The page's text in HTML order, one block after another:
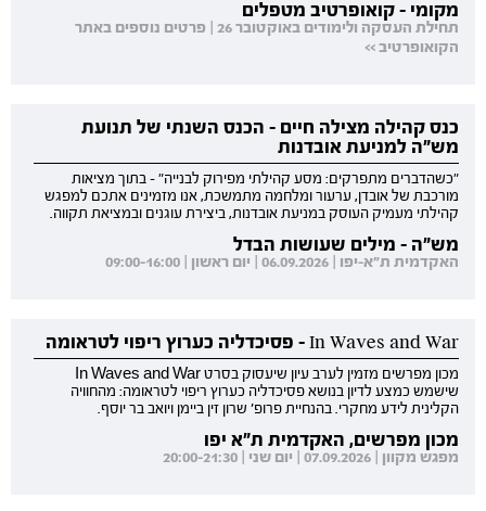
מקומי - קואופרטיב מטפלים
תחילת העסקה ולימודים באוקטובר 26 | פרטים נוספים באתר
הקואופרטיב >>
כנס קהילה מצילה חיים - הכנס השנתי של תנועת
מש"ה למניעת אובדנות
"כשהדברים מתפרקים: מסע קהילתי מפירוק לבנייה" - בתוך מציאות
מורכבת של אובדן, ערעור ומלחמה מתמשכת, אנו מזמינים אתכם למפגש
קהילתי מעמיק העוסק במניעת אובדנות, ביצירת עוגנים ובמציאת תקווה.
מש"ה - מילים שעושות הבדל
האקדמית ת"א-יפו | 06.09.2026 | יום ראשון | 09:00-16:00
In Waves and War - פסיכדליה כערוץ ריפוי לטראומה
מכון מפרשים מזמין לערב עיון שיעסוק בסרט In Waves and War
שישמש כמצע לדיון בנושא פסיכדליה כערוץ ריפוי לטראומה: מהחוויה
הקלינית לידע מחקרי. בהנחיית פרופ' שרון זין ביימן ויואב בר יוסף.
מכון מפרשים, האקדמית ת"א יפו
מפגש מקוון | 07.09.2026 | יום שני | 20:00-21:30